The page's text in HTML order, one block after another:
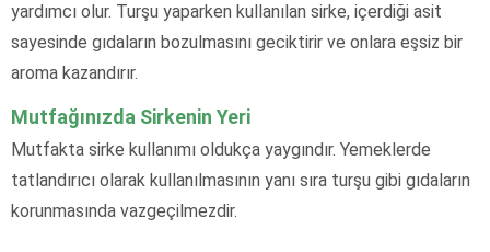
yardımcı olur. Turşu yaparken kullanılan sirke, içerdiği asit
sayesinde gıdaların bozulmasını geciktirir ve onlara eşsiz bir
aroma kazandırır.
Mutfağınızda Sirkenin Yeri
Mutfakta sirke kullanımı oldukça yaygındır. Yemeklerde
tatlandırıcı olarak kullanılmasının yanı sıra turşu gibi gıdaların
korunmasında vazgeçilmezdir.